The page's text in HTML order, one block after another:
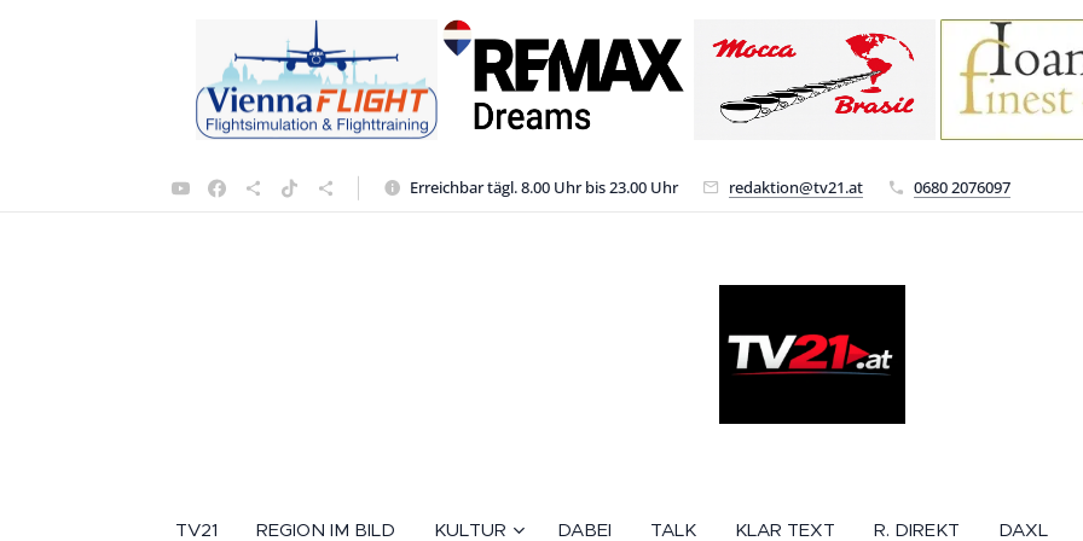
Erreichbar tägl. 8.00 Uhr bis 23.00 Uhr redaktion@tv21.at 0680 2076097
TV21 REGION IM BILD KULTUR DABEI TALK KLAR TEXT R. DIREKT DAXL